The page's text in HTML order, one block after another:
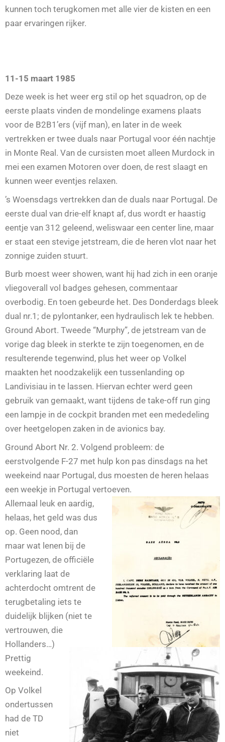
kunnen toch terugkomen met alle vier de kisten en een
paar ervaringen rijker.
11-15 maart 1985
Deze week is het weer erg stil op het squadron, op de
eerste plaats vinden de mondelinge examens plaats
voor de B2B1’ers (vijf man), en later in de week
vertrekken er twee duals naar Portugal voor één nachtje
in Monte Real. Van de cursisten moet alleen Murdock in
mei een examen Motoren over doen, de rest slaagt en
kunnen weer eventjes relaxen.
’s Woensdags vertrekken dan de duals naar Portugal. De
eerste dual van drie-elf knapt af, dus wordt er haastig
eentje van 312 geleend, weliswaar een center line, maar
er staat een stevige jetstream, die de heren vlot naar het
zonnige zuiden stuurt.
Burb moest weer showen, want hij had zich in een oranje
vliegoverall vol badges gehesen, commentaar
overbodig. En toen gebeurde het. Des Donderdags bleek
dual nr.1; de pylontanker, een hydraulisch lek te hebben.
Ground Abort. Tweede “Murphy”, de jetstream van de
vorige dag bleek in sterkte te zijn toegenomen, en de
resulterende tegenwind, plus het weer op Volkel
maakten het noodzakelijk een tussenlanding op
Landivisiau in te lassen. Hiervan echter werd geen
gebruik van gemaakt, want tijdens de take-off run ging
een lampje in de cockpit branden met een mededeling
over heetgelopen zaken in de avionics bay.
Ground Abort Nr. 2. Volgend probleem: de
eerstvolgende F-27 met hulp kon pas dinsdags na het
weekeind naar Portugal, dus moesten de heren helaas
een weekje in Portugal vertoeven.
Allemaal leuk en aardig,
helaas, het geld was dus
op. Geen nood, dan
maar wat lenen bij de
Portugezen, de officiële
verklaring laat de
achterdocht omtrent de
terugbetaling iets te
duidelijk blijken (niet te
vertrouwen, die
Hollanders…)
Prettig
weekeind.
Op Volkel
ondertussen
had de TD
niet